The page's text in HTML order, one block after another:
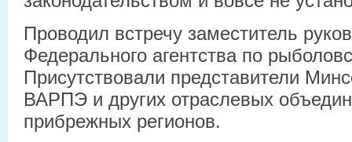
Проводил встречу заместитель
Федерального агентства по
Присутствовали представители
ВАРПЭ и других отраслевых
прибрежных регионов.